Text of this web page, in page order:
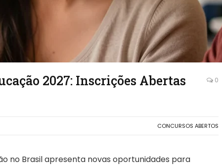
2027: Inscrições Abertas
0
CONCURSOS ABERTOS
no Brasil apresenta novas oportunidades para